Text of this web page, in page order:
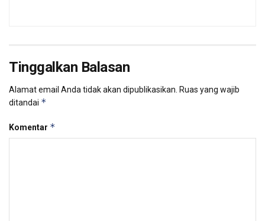
Tinggalkan Balasan
Alamat email Anda tidak akan dipublikasikan. Ruas yang wajib
ditandai *
Komentar *